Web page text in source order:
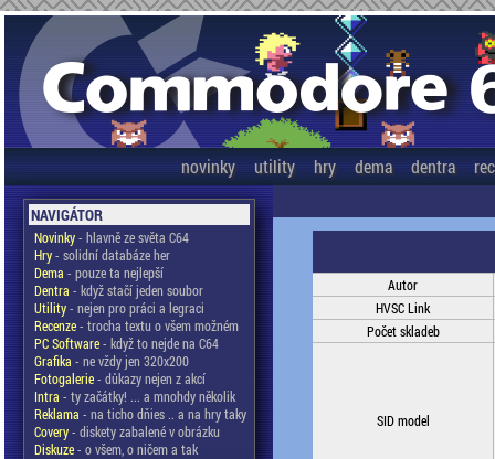
novinky utility hry dema dentra
NAVIGÁTOR
Novinky- hlavně ze světa C64
Hry- solidní databáze her
Dema - pouze ta nejlepší
Dentra - když stačí jeden soubor
Utility- nejen pro práci a legraci
Recenze- trocha textu o všem možném
PC Software- když to nejde na C64
Grafika - ne vždy jen 320x200
Fotogalerie- důkazy nejen z akcí
Intra - ty začátky! ... a mnohdy několik
Reklama - na ticho dňies .. a na hry taky
Covery- diskety zabalené v obrázku
Diskuze- o všem, o ničem a tak
Autor
HVSC Link
Počet skladeb
SID model